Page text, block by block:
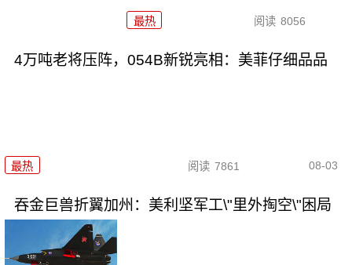
最热 阅读 8056
4万吨老将压阵，054B新锐亮相：美菲仔细品品
最热 阅读 7861 08-03
吞金巨兽折翼加州：美利坚军工\"里外掏空\"困局